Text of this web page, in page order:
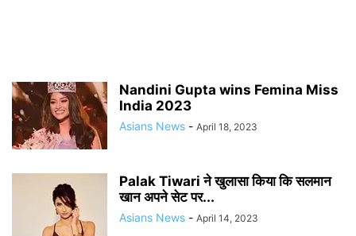
Nandini Gupta wins Femina Miss
India 2023
Asians News - April 18, 2023
Palak Tiwari ने खुलासा किया कि सलमान
खान अपने सेट पर...
Asians News - April 14, 2023